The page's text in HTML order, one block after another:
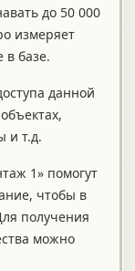
до 50 000
измеряет
в базе.
данной
и т.д.
1» помогут
чтобы в
получения
можно